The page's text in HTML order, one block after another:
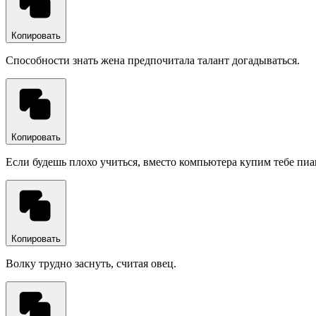
Копировать
Способности знать жена предпочитала талант догадываться.
Копировать
Если будешь плохо учиться, вместо компьютера купим тебе
Копировать
Волку трудно заснуть, считая овец.